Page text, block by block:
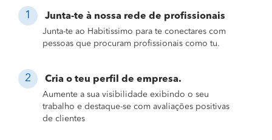
Junta-te à nossa rede de profissionais
Junta-te ao Habitissimo para te conectares com
pessoas que procuram profissionais como tu.
Cria o teu perfil de empresa.
Aumente a sua visibilidade exibindo o seu
trabalho e destaque-se com avaliações positivas
de clientes